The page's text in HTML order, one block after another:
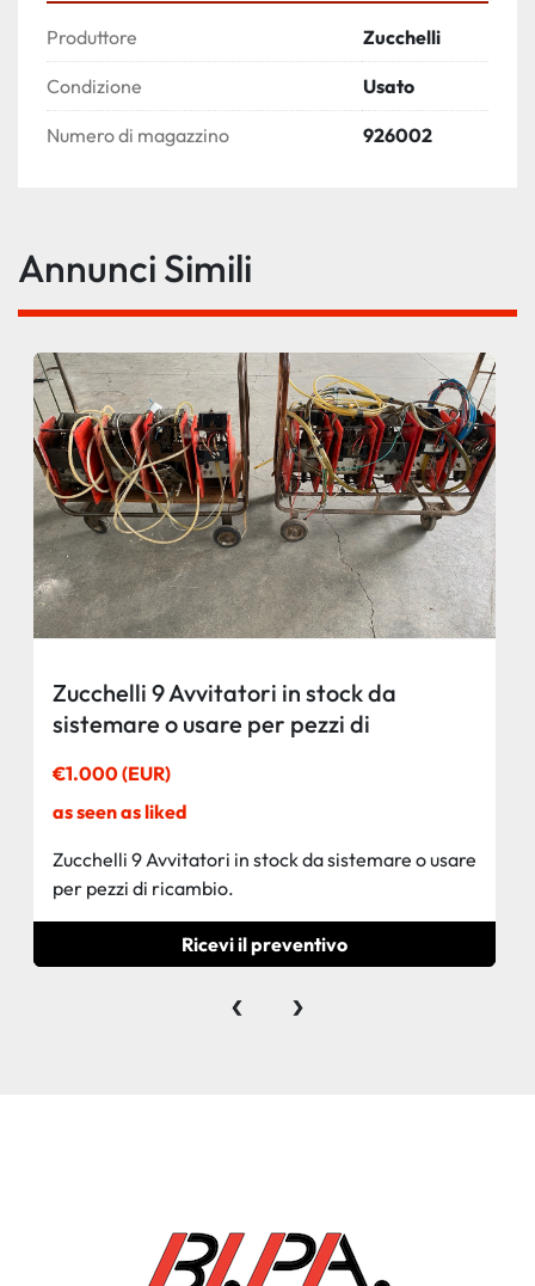
Produttore Zucchelli
Condizione Usato
Numero di magazzino 926002
Annunci Simili
Zucchelli 9 Avvitatori in stock da
sistemare o usare per pezzi di
€1.000 (EUR)
as seen as liked
Zucchelli 9 Avvitatori in stock da sistemare o usare
per pezzi di ricambio.
Ricevi il preventivo
‹ ›